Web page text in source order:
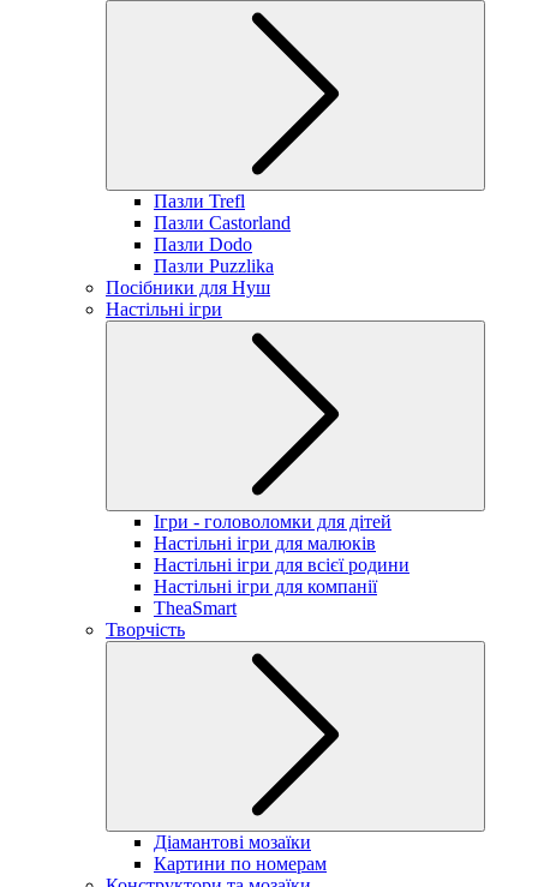
Пазли Trefl
Пазли Castorland
Пазли Dodo
Пазли Puzzlika
Посібники для Нуш
Настільні ігри
Ігри - головоломки для дітей
Настільні ігри для малюків
Настільні ігри для всієї родини
Настільні ігри для компанії
TheaSmart
Творчість
Діамантові мозаїки
Картини по номерам